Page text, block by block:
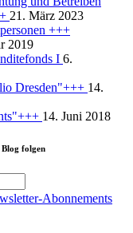
21. März 2023
+++
2019
I 6.
Dresden"+++ 14.
14. Juni 2018
Blog folgen
Abonnements